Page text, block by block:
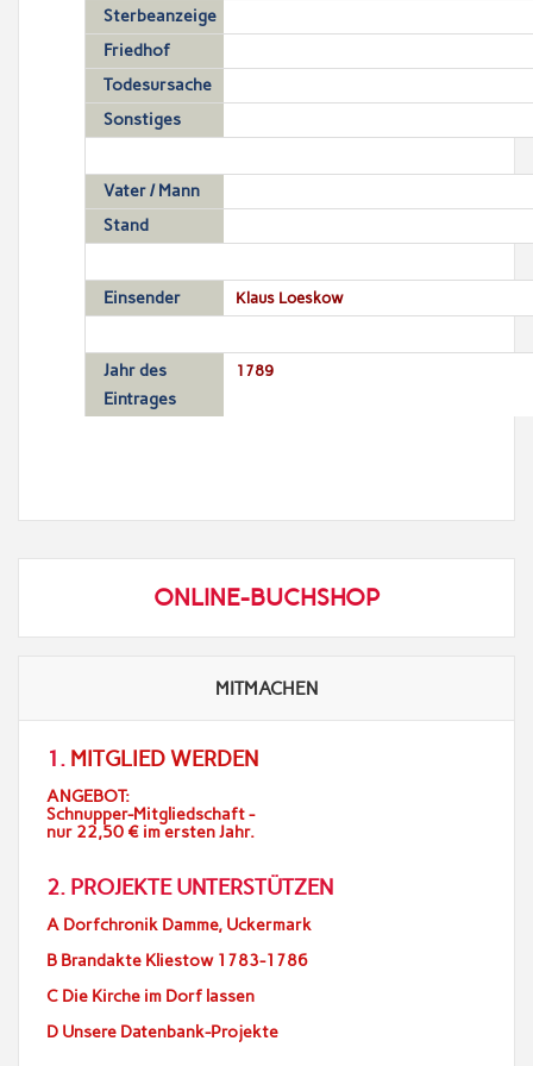
Sterbeanzeige
Friedhof
Todesursache
Sonstiges
Vater / Mann
Stand
Einsender Klaus Loeskow
Jahr des
Eintrages
1789
ONLINE-BUCHSHOP
MITMACHEN
1. MITGLIED WERDEN
ANGEBOT:
Schnupper-Mitgliedschaft -
nur 22,50 € im ersten Jahr.
2. PROJEKTE UNTERSTÜTZEN
A Dorfchronik Damme, Uckermark
B Brandakte Kliestow 1783-1786
C Die Kirche im Dorf lassen
D Unsere Datenbank-Projekte